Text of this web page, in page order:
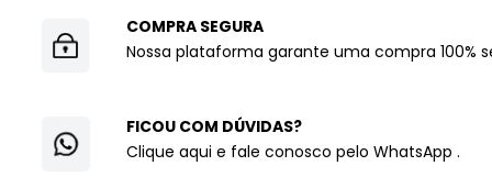
COMPRA SEGURA
Nossa plataforma garante uma compra 100%
FICOU COM DÚVIDAS?
Clique aqui e fale conosco pelo WhatsApp .